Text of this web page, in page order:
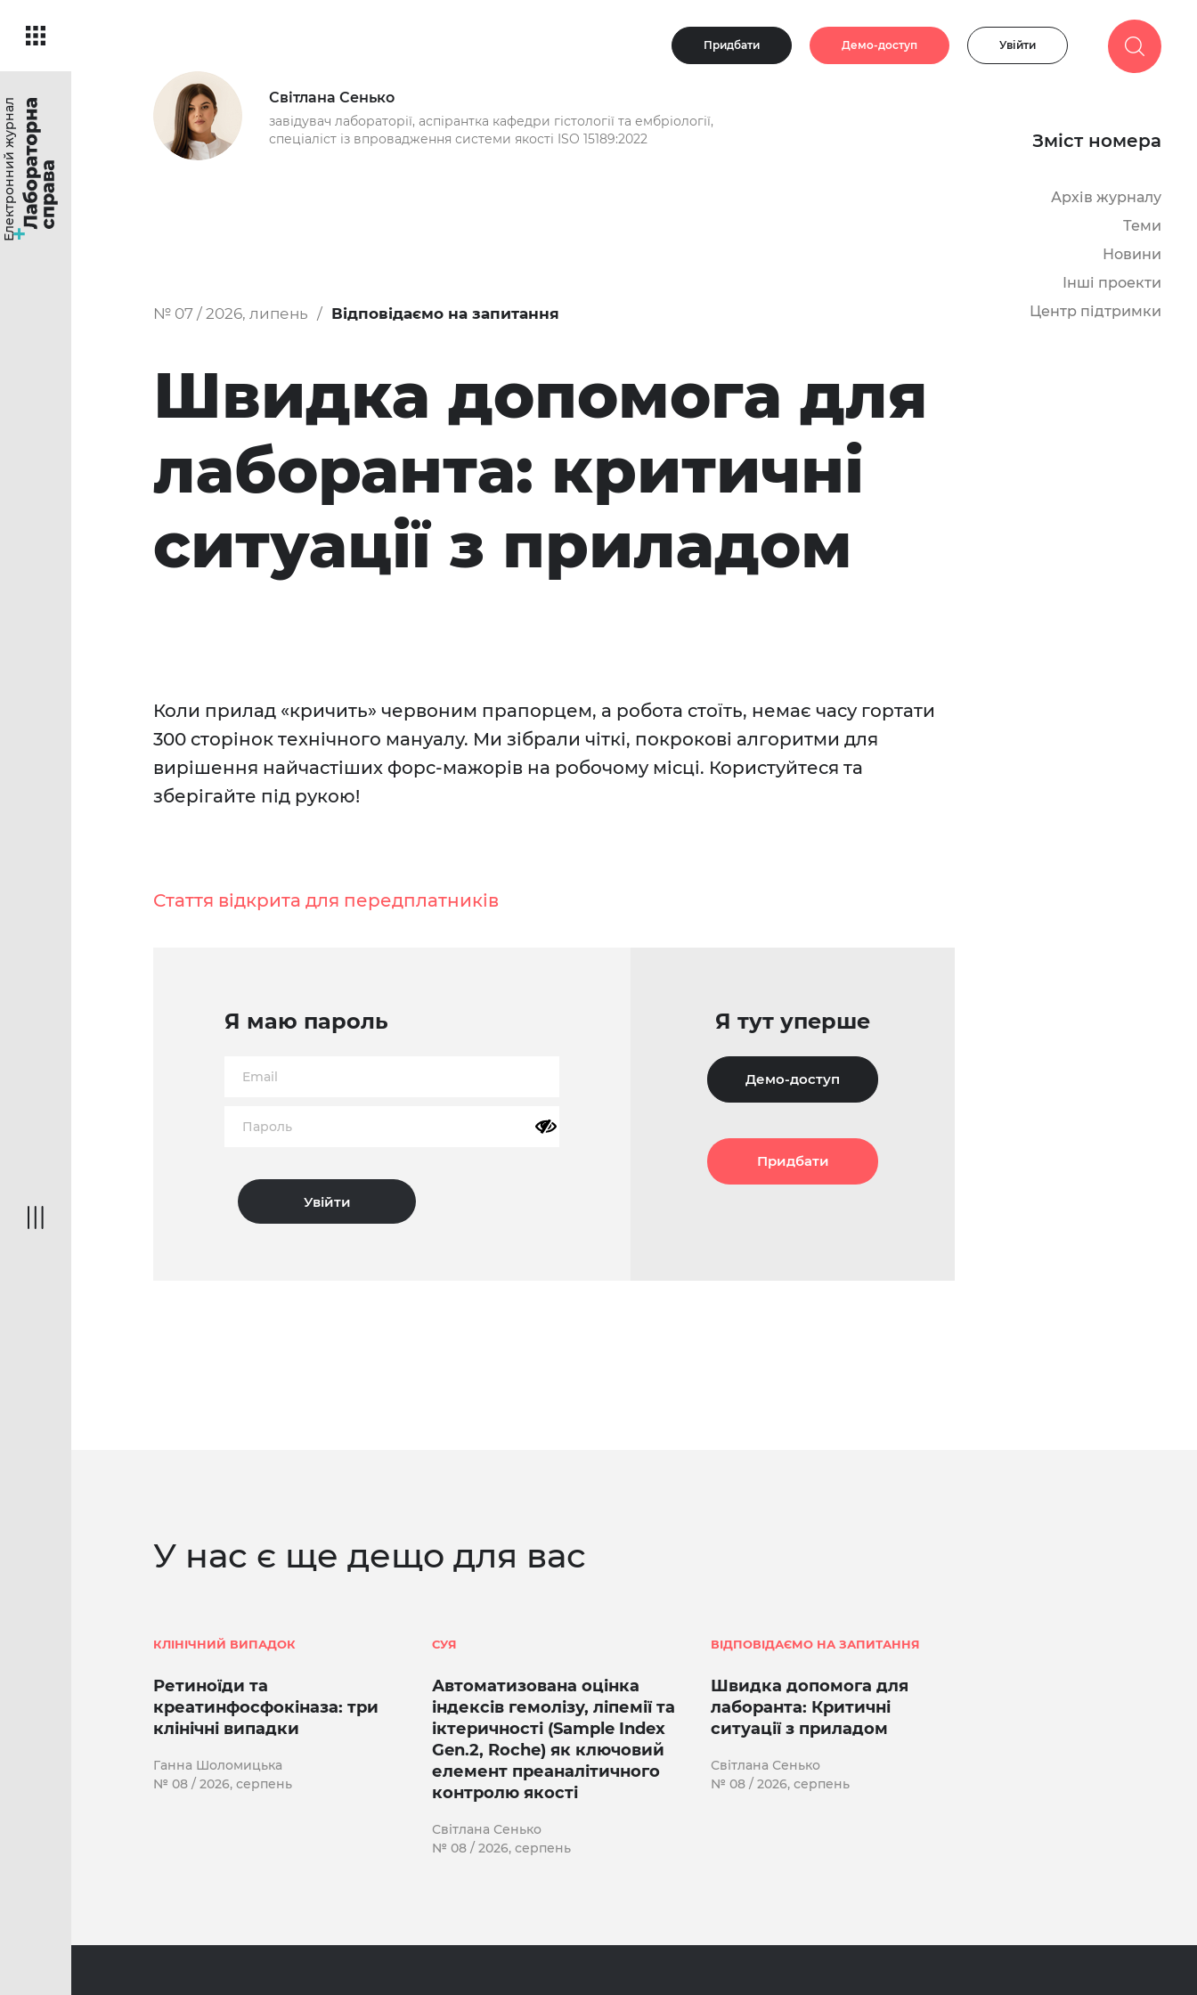
Придбати Демо-доступ Увійти
Зміст номера
Архів журналу
Теми
Новини
Інші проекти
Центр підтримки
Світлана Сенько
завідувач лабораторії, аспірантка кафедри гістології та ембріології,
спеціаліст із впровадження системи якості ISO 15189:2022
№ 07 / 2026, липень Відповідаємо на запитання
Швидка допомога для
лаборанта: критичні
ситуації з приладом
Коли прилад «кричить» червоним прапорцем, а робота стоїть, немає часу гортати
300 сторінок технічного мануалу. Ми зібрали чіткі, покрокові алгоритми для
вирішення найчастіших форс-мажорів на робочому місці. Користуйтеся та
зберігайте під рукою!
Стаття відкрита для передплатників
Я маю пароль Я тут уперше
Демо-доступ
Придбати
У нас є ще дещо для вас
КЛІНІЧНИЙ ВИПАДОК
Ретиноїди та
креатинфосфокіназа: три
клінічні випадки
Ганна Шоломицька
№ 08 / 2026, серпень
СУЯ
Автоматизована оцінка
індексів гемолізу, ліпемії та
іктеричності (Sample Index
Gen.2, Roche) як ключовий
елемент преаналітичного
контролю якості
Світлана Сенько
№ 08 / 2026, серпень
ВІДПОВІДАЄМО НА ЗАПИТАННЯ
Швидка допомога для
лаборанта: Критичні
ситуації з приладом
Світлана Сенько
№ 08 / 2026, серпень
Електронний журнал